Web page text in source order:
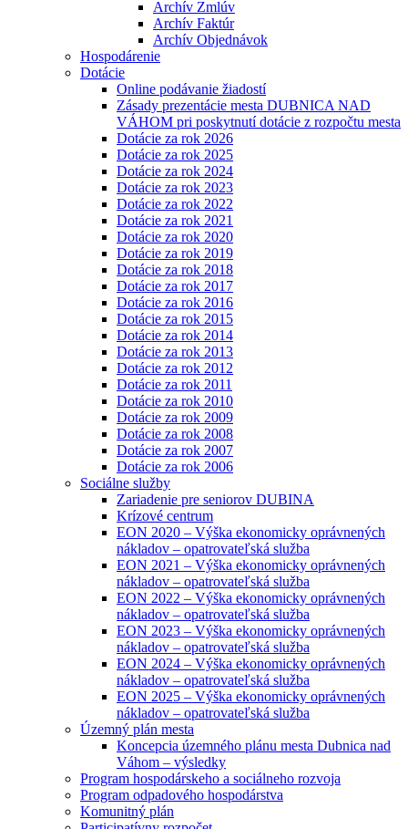
Archív Zmlúv
Archív Faktúr
Archív Objednávok
Hospodárenie
Dotácie
Online podávanie žiadostí
Zásady prezentácie mesta DUBNICA NAD
VÁHOM pri poskytnutí dotácie z rozpočtu mesta
Dotácie za rok 2026
Dotácie za rok 2025
Dotácie za rok 2024
Dotácie za rok 2023
Dotácie za rok 2022
Dotácie za rok 2021
Dotácie za rok 2020
Dotácie za rok 2019
Dotácie za rok 2018
Dotácie za rok 2017
Dotácie za rok 2016
Dotácie za rok 2015
Dotácie za rok 2014
Dotácie za rok 2013
Dotácie za rok 2012
Dotácie za rok 2011
Dotácie za rok 2010
Dotácie za rok 2009
Dotácie za rok 2008
Dotácie za rok 2007
Dotácie za rok 2006
Sociálne služby
Zariadenie pre seniorov DUBINA
Krízové centrum
EON 2020 – Výška ekonomicky oprávnených
nákladov – opatrovateľská služba
EON 2021 – Výška ekonomicky oprávnených
nákladov – opatrovateľská služba
EON 2022 – Výška ekonomicky oprávnených
nákladov – opatrovateľská služba
EON 2023 – Výška ekonomicky oprávnených
nákladov – opatrovateľská služba
EON 2024 – Výška ekonomicky oprávnených
nákladov – opatrovateľská služba
EON 2025 – Výška ekonomicky oprávnených
nákladov – opatrovateľská služba
Územný plán mesta
Koncepcia územného plánu mesta Dubnica nad
Váhom – výsledky
Program hospodárskeho a sociálneho rozvoja
Program odpadového hospodárstva
Komunitný plán